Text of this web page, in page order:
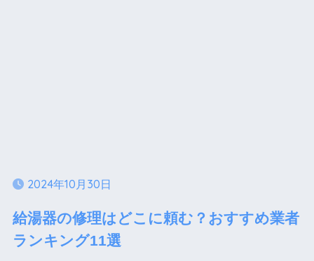
2024年10月30日
給湯器の修理はどこに頼む？おすすめ業者
ランキング11選